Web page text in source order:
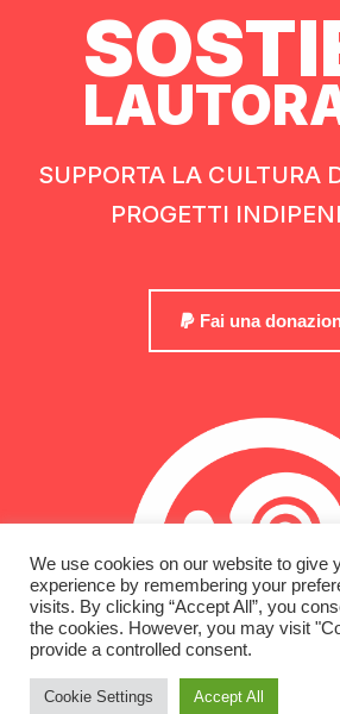
SUPPORTA LA CULTURA
PROGETTI
Fai una
We use cookies on our website to give
experience by remembering your
visits. By clicking “Accept All”, you
the cookies. However, you may visit
provide a controlled consent.
Cookie Settings Accept All